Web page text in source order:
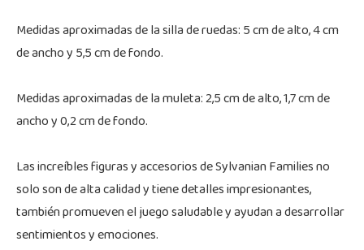
Medidas aproximadas de la silla de ruedas: 5 cm de alto, 4 cm
de ancho y 5,5 cm de fondo.
Medidas aproximadas de la muleta: 2,5 cm de alto, 1,7 cm de
ancho y 0,2 cm de fondo.
Las increíbles figuras y accesorios de Sylvanian Families no
solo son de alta calidad y tiene detalles impresionantes,
también promueven el juego saludable y ayudan a desarrollar
sentimientos y emociones.